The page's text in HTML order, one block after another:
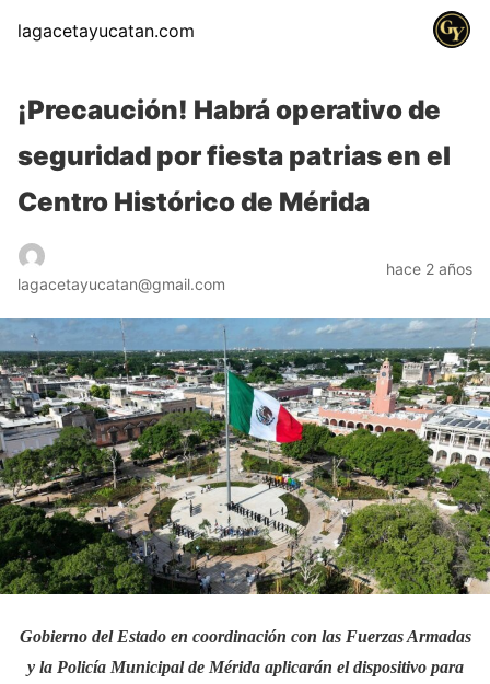
lagacetayucatan.com
¡Precaución! Habrá operativo de
seguridad por fiesta patrias en el
Centro Histórico de Mérida
lagacetayucatan@gmail.com
hace 2 años
Gobierno del Estado en coordinación con las Fuerzas Armadas
y la Policía Municipal de Mérida aplicarán el dispositivo para